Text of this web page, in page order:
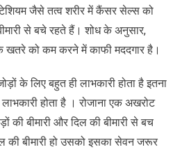
जैसे तत्व शरीर में कैंसर सेल्स को
से बचे रहते हैं। शोध के अनुसार,
खतरे को कम करने में काफी मददगार है।
के लिए बहुत ही लाभकारी होता है इतना
होता है । रोजाना एक अखरोट
बीमारी और दिल की बीमारी से बच
की बीमारी हो उसको इसका सेवन जरूर